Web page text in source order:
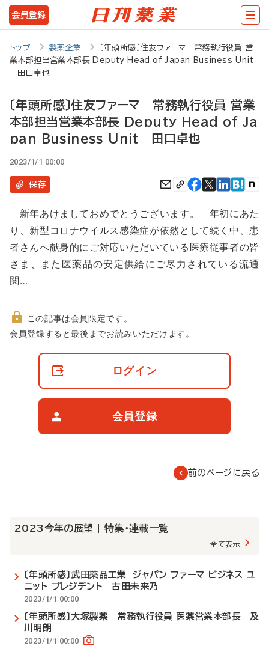
メ
イ
コ
ン
に
会員登録
トップ 製薬企業
〔年頭所感〕住友ファーマ 常務執行役員 営
業本部担当営業本部長 Deputy Head of Japan Business Unit
田口卓也
〔年頭所感〕住友ファーマ 常務執行役員 営業
本部担当営業本部長 Deputy Head of Ja
pan Business Unit 田口卓也
2023/1/1 00:00
保存
新年あけましておめでとうございます。 年初にあた
り、新型コロナウイルス感染症が依然として続く中、患
者さんへ献身的にご対応いただいている医療従事者の皆
さま、また医薬品の安定供給にご尽力されている流通
関…
非
この記事は会員限定です。
会員登録すると最後までお読みいただけます。
ログイン
会員登録
前のページに戻る
2023今年の展望 | 特集・連載一覧
全て表示
〔年頭所感〕武田薬品工業 ジャパン ファーマ ビジネス ユ
ニット プレジデント 古田未来乃
2023/1/1 00:00
〔年頭所感〕大塚製薬 常務執行役員 医薬営業本部長 及
川明朗
2023/1/1 00:00